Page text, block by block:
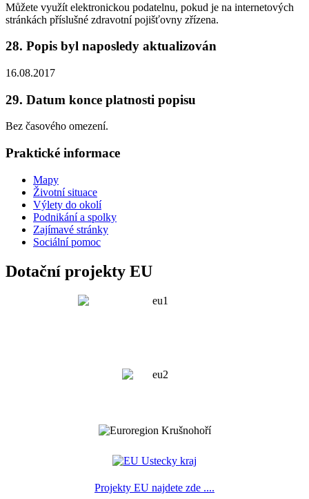
Můžete využít elektronickou podatelnu, pokud je na internetových
stránkách příslušné zdravotní pojišťovny zřízena.
28. Popis byl naposledy aktualizován
16.08.2017
29. Datum konce platnosti popisu
Bez časového omezení.
Praktické informace
Mapy
Životní situace
Výlety do okolí
Podnikání a spolky
Zajímavé stránky
Sociální pomoc
Dotační projekty EU
Projekty EU najdete zde ....